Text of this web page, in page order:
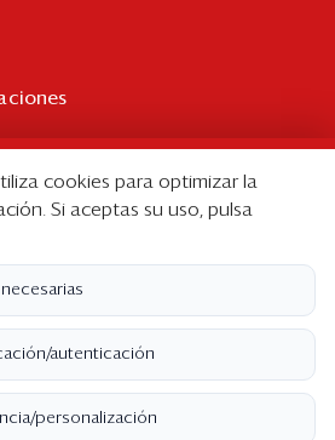
cookies para optimizar la
Si aceptas su uso, pulsa
autenticación
personalización